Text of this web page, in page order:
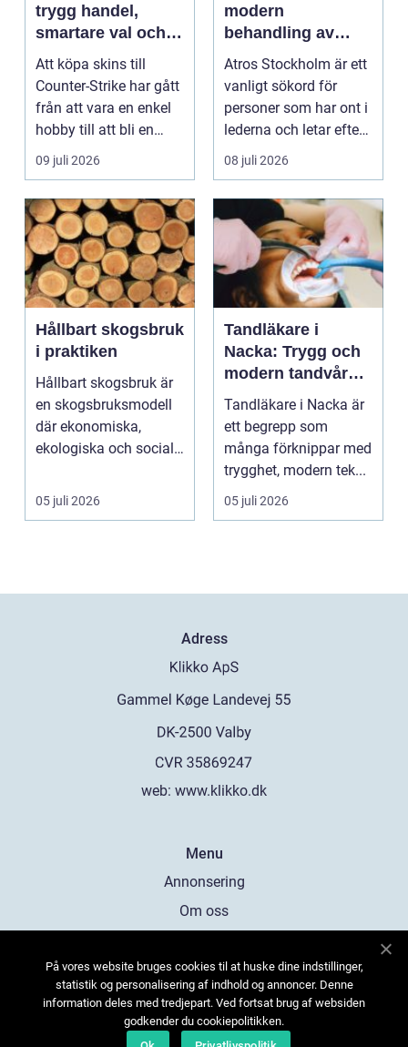
trygg handel,
smartare val och
bättre affärer
Att köpa skins till
Counter-Strike har gått
från att vara en enkel
hobby till att bli en
egen liten ...
09 juli 2026
modern
behandling av
ledbesvär i
huvudstaden
Atros Stockholm är ett
vanligt sökord för
personer som har ont i
lederna och letar efter
hjälp i huv...
08 juli 2026
Hållbart skogsbruk
i praktiken
Hållbart skogsbruk är
en skogsbruksmodell
där ekonomiska,
ekologiska och sociala
...
05 juli 2026
Tandläkare i
Nacka: Trygg och
modern tandvård
nära dig
Tandläkare i Nacka är
ett begrepp som
många förknippar med
trygghet, modern tek...
05 juli 2026
Adress
web: www.klikko.dk
Menu
Annonsering
Om oss
Kontakta oss
Sitemap
På vores website bruges cookies til at huske dine indstillinger,
statistik og personalisering af indhold og annoncer. Denne
information deles med tredjepart. Ved fortsat brug af websiden
godkender du cookiepolitikken.